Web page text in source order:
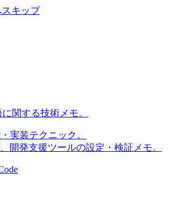
スキップ
関する技術メモ。
実装テクニック。
開発支援ツールの設定・検証メモ。